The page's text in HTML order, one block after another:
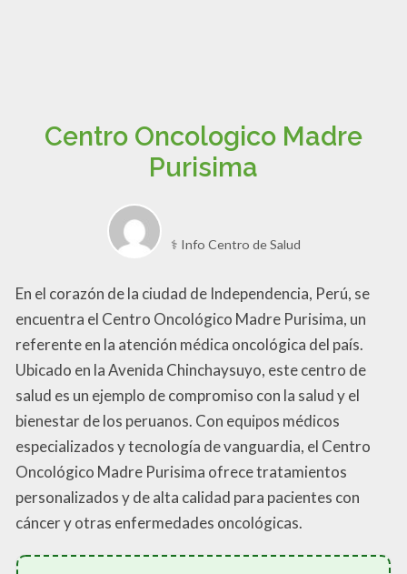
Centro Oncologico Madre
Purisima
⚕️ Info Centro de Salud
En el corazón de la ciudad de Independencia, Perú, se
encuentra el Centro Oncológico Madre Purisima, un
referente en la atención médica oncológica del país.
Ubicado en la Avenida Chinchaysuyo, este centro de
salud es un ejemplo de compromiso con la salud y el
bienestar de los peruanos. Con equipos médicos
especializados y tecnología de vanguardia, el Centro
Oncológico Madre Purisima ofrece tratamientos
personalizados y de alta calidad para pacientes con
cáncer y otras enfermedades oncológicas.